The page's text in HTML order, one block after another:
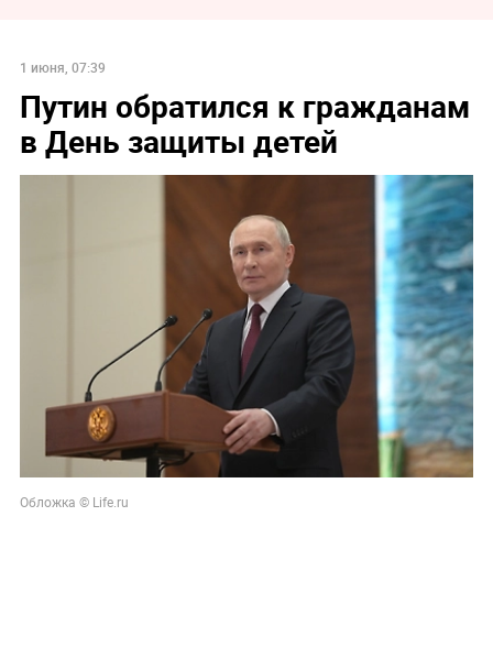
1 июня, 07:39
Путин обратился к гражданам
в День защиты детей
Обложка © Life.ru